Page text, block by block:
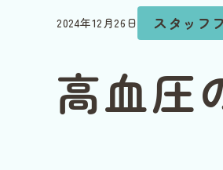
2024年12月26日 スタッフ
高血圧